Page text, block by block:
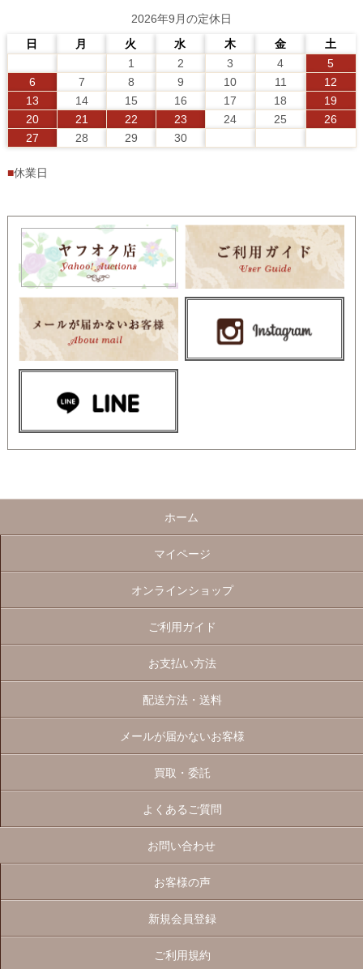
2026年9月の定休日
日
月 火 水 木 金
土
1
2 3 4
5
6
7 8 9 10 11
12
13
14 15 16 17 18
19
20
21 22 23 24 25
26
27
28 29 30
■休業日
ホーム
マイページ
オンラインショップ
ご利用ガイド
お支払い方法
配送方法・送料
メールが届かないお客様
買取・委託
よくあるご質問
お問い合わせ
お客様の声
新規会員登録
ご利用規約